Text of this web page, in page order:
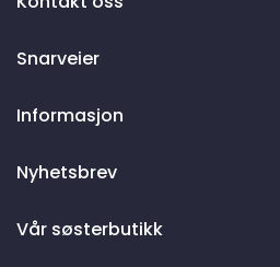
Snarveier
Informasjon
Nyhetsbrev
Vår søsterbutikk